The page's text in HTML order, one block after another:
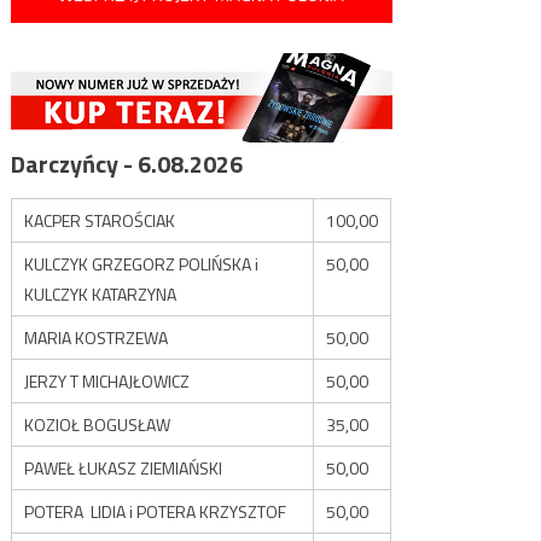
Darczyńcy - 6.08.2026
KACPER STAROŚCIAK
100,00
KULCZYK GRZEGORZ POLIŃSKA i
KULCZYK KATARZYNA
50,00
MARIA KOSTRZEWA
50,00
JERZY T MICHAJŁOWICZ
50,00
KOZIOŁ BOGUSŁAW
35,00
PAWEŁ ŁUKASZ ZIEMIAŃSKI
50,00
POTERA LIDIA i POTERA KRZYSZTOF
50,00